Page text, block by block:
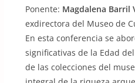
Ponente: Magdalena Barril
exdirectora del Museo de
En esta conferencia se
significativas de la Edad
de las colecciones del